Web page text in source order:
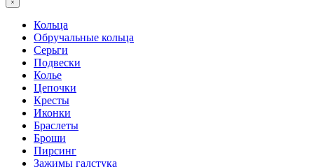
Кольца
Обручальные кольца
Серьги
Подвески
Колье
Цепочки
Кресты
Иконки
Браслеты
Броши
Пирсинг
Зажимы галстука